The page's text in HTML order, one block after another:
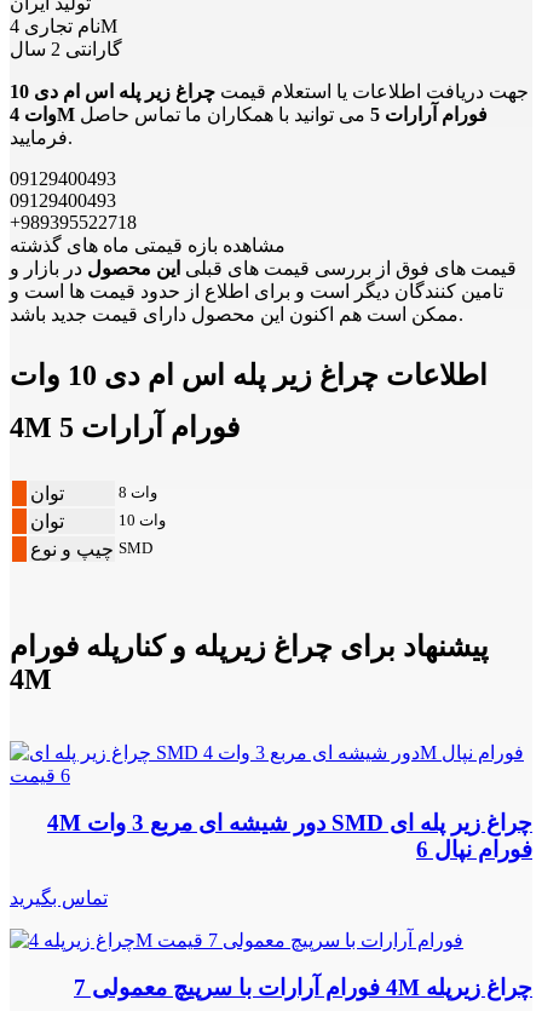
نام تجاری 4M
گارانتی 2 سال
جهت دریافت اطلاعات یا استعلام قیمت
چراغ زیر پله اس ام دی 10
وات 4M فورام آرارات 5
می توانید با همکاران ما تماس حاصل
فرمایید.
09129400493
09129400493
+989395522718
مشاهده بازه قیمتی ماه های گذشته
قیمت های فوق از بررسی قیمت های قبلی این محصول در بازار و
تامین کنندگان دیگر است و برای اطلاع از حدود قیمت ها است و
ممکن است هم اکنون این محصول دارای قیمت جدید باشد.
اطلاعات چراغ زیر پله اس ام دی 10 وات
4M فورام آرارات 5
توان 8 وات
توان 10 وات
چیپ و نوع SMD
پیشنهاد برای چراغ زیرپله و کنارپله فورام
4M
چراغ زیر پله ای SMD دور شیشه ای مربع 3 وات 4M
فورام نپال 6
تماس بگیرید
چراغ زیرپله 4M فورام آرارات با سرپیچ معمولی 7